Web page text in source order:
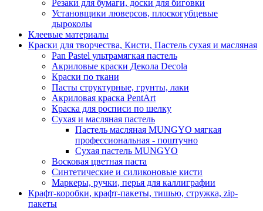
Резаки для бумаги, доски для биговки
Установщики люверсов, плоскогубцевые
дыроколы
Клеевые материалы
Краски для творчества, Кисти, Пастель сухая и масляная
Pan Pastel ультрамягкая пастель
Акриловые краски Декола Decola
Краски по ткани
Пасты структурные, грунты, лаки
Акриловая краска PentArt
Краска для росписи по шелку
Cухая и масляная пастель
Пастель масляная MUNGYO мягкая
профессиональная - поштучно
Сухая пастель MUNGYO
Восковая цветная паста
Синтетические и силиконовые кисти
Маркеры, ручки, перья для каллиграфии
Крафт-коробки, крафт-пакеты, тишью, стружка, zip-
пакеты